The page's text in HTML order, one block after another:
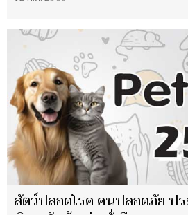
สัตว์ปลอดโรค คนปลอดภัย ปร